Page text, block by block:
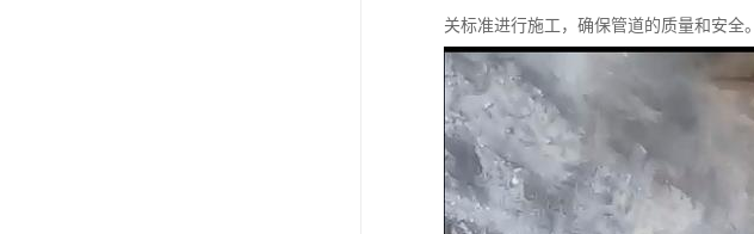
关标准进行施工，确保管道的质量和安全。